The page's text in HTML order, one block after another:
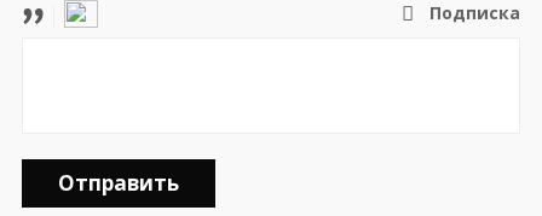
Подписка
Отправить